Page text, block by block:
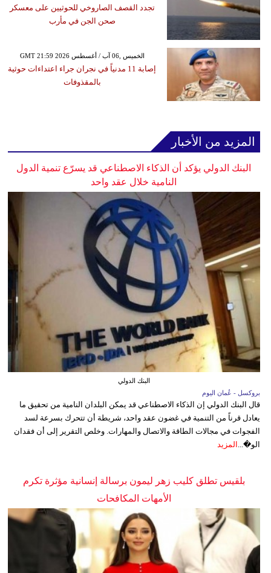
تجدد القصف الصاروخي للحوثيين على معسكر
صحن الجن في مأرب
GMT 21:59 2026 الخميس ,06 آب / أغسطس
إصابة 11 مدنياً في نجران جراء اعتداءات حوثية
بالمقذوفات
المزيد من الأخبار
البنك الدولي يؤكد أن الذكاء الاصطناعي قد يسرّع تنمية الدول
النامية خلال عقد واحد
البنك الدولي
بروكسل - عُمان اليوم
قال البنك الدولي إن الذكاء الاصطناعي قد يمكن البلدان النامية من تحقيق ما
يعادل قرناً من التنمية في غضون عقد واحد، شريطة أن تتحرك بسرعة لسد
الفجوات في مجالات الطاقة والاتصال والمهارات. وخلص التقرير إلى أن فقدان
الو�...
المزيد
بلقيس تطلق كليب زهر ليمون برسالة إنسانية مؤثرة تكرم
الأمهات المكافحات